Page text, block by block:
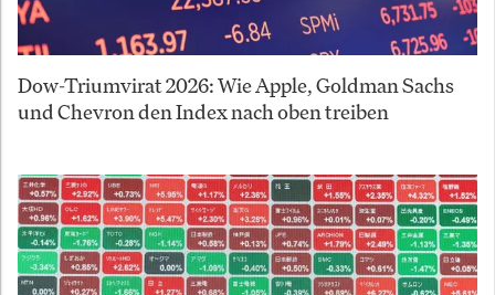
Dow-Triumvirat 2026: Wie Apple, Goldman Sachs
und Chevron den Index nach oben treiben